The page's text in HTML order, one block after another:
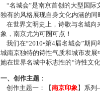
“名城会”是南京首创的大型国际
独有的风格展现自身文化内涵的
在世界文明史上，诗歌与名城向
象，南京尤为可圈可点！
我们在“2010•第4届名城会”期
城南京独特的诗性气质和城市发
她在世界名城中标志性的“诗性文
一、创作主题 ：
创作主题一：【南京印象】系